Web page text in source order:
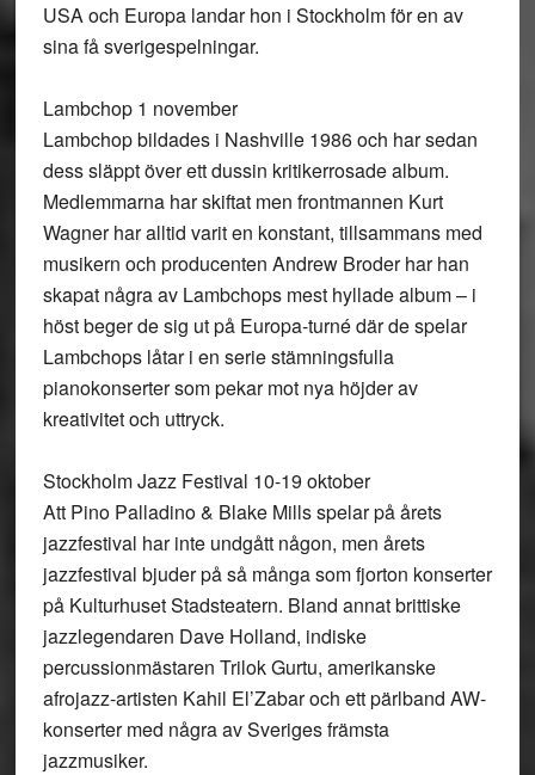
USA och Europa landar hon i Stockholm för en av
sina få sverigespelningar.
Lambchop 1 november
Lambchop bildades i Nashville 1986 och har sedan
dess släppt över ett dussin kritikerrosade album.
Medlemmarna har skiftat men frontmannen Kurt
Wagner har alltid varit en konstant, tillsammans med
musikern och producenten Andrew Broder har han
skapat några av Lambchops mest hyllade album – i
höst beger de sig ut på Europa-turné där de spelar
Lambchops låtar i en serie stämningsfulla
pianokonserter som pekar mot nya höjder av
kreativitet och uttryck.
Stockholm Jazz Festival 10-19 oktober
Att Pino Palladino & Blake Mills spelar på årets
jazzfestival har inte undgått någon, men årets
jazzfestival bjuder på så många som fjorton konserter
på Kulturhuset Stadsteatern. Bland annat brittiske
jazzlegendaren Dave Holland, indiske
percussionmästaren Trilok Gurtu, amerikanske
afrojazz-artisten Kahil El’Zabar och ett pärlband AW-
konserter med några av Sveriges främsta
jazzmusiker.